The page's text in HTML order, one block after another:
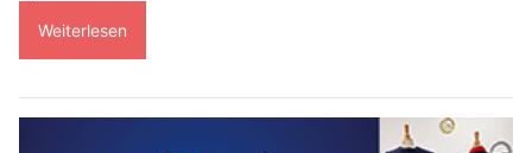
Weiterlesen